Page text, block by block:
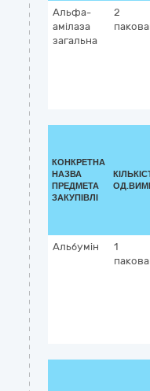
Альфа-
амілаза
загальна
2
КОНКРЕТНА
НАЗВА
ПРЕДМЕТА
ЗАКУПІВЛІ
Альбумін
1